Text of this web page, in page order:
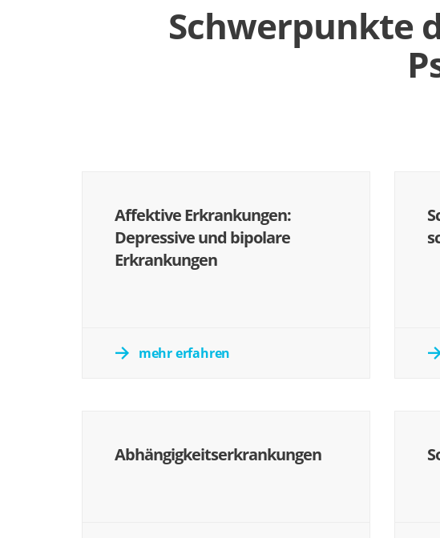
Schwerpunkte
Affektive Erkrankungen:
Depressive und bipolare
Erkrankungen
mehr erfahren
Abhängigkeitserkrankungen